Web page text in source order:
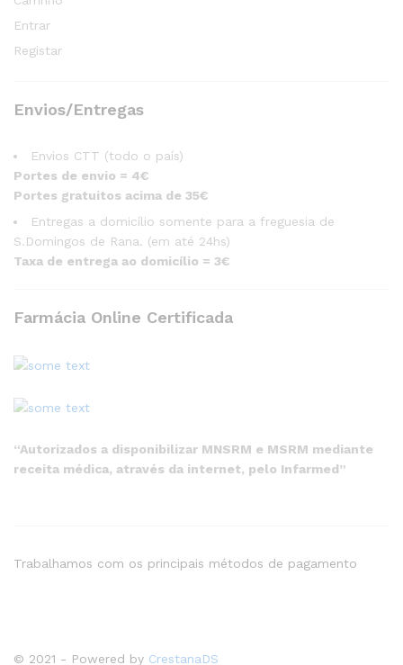
Entrar
Registar
Envios/Entregas
Envios CTT (todo o país)
Portes de envio = 4€
Portes gratuitos acima de 35€
Entregas a domicílio somente para a freguesia de
S.Domingos de Rana. (em até 24hs)
Taxa de entrega ao domicílio = 3€
Farmácia Online Certificada
“Autorizados a disponibilizar MNSRM e MSRM mediante
receita médica, através da internet, pelo Infarmed”
© 2021 - Powered by CrestanaDS
Trabalhamos com os principais métodos de pagamento